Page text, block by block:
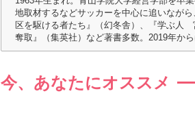
地取材するなどサッカーを中心に追いなが
区を駆ける者たち』（幻冬舎）、『学ぶ人
奪取』（集英社）など著書多数。2019年か
今、あなたにオススメ